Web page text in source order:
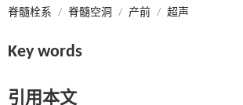
脊髓栓系 / 脊髓空洞 / 产前 / 超声
Key words
引用本文